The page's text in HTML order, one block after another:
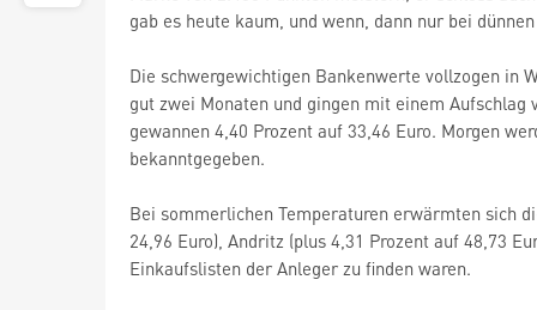
gab es heute kaum, und wenn, dann nur bei
Die schwergewichtigen Bankenwerte vollzogen in
gut zwei Monaten und gingen mit einem
gewannen 4,40 Prozent auf 33,46 Euro. Morgen
bekanntgegeben.
Bei sommerlichen Temperaturen erwärmten sich
24,96 Euro), Andritz (plus 4,31 Prozent auf 48,73
Einkaufslisten der Anleger zu finden waren.